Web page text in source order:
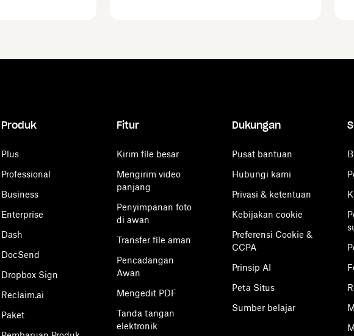
Produk
Plus
Professional
Business
Enterprise
Dash
DocSend
Dropbox Sign
Reclaim.ai
Paket
Fitur
Kirim file besar
Mengirim video
panjang
Penyimpanan foto
di awan
Transfer file aman
Pencadangan
Awan
Mengedit PDF
Tanda tangan
elektronik
Dukungan
Pusat bantuan
Hubungi kami
Privasi & ketentuan
Kebijakan cookie
Preferensi Cookie &
CCPA
Prinsip AI
Peta Situs
Sumber belajar